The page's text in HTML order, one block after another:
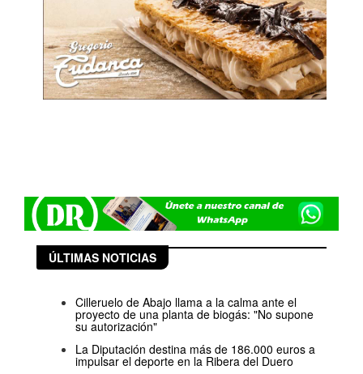
ÚLTIMAS NOTICIAS
Cilleruelo de Abajo llama a la calma ante el
proyecto de una planta de biogás: "No supone
su autorización"
La Diputación destina más de 186.000 euros a
impulsar el deporte en la Ribera del Duero